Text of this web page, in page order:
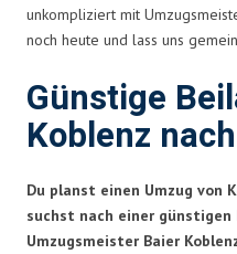
unkompliziert mit
noch heute und lass uns
Günstige
Koblenz
Du planst einen Umzug von
suchst nach einer
Umzugsmeister Baier